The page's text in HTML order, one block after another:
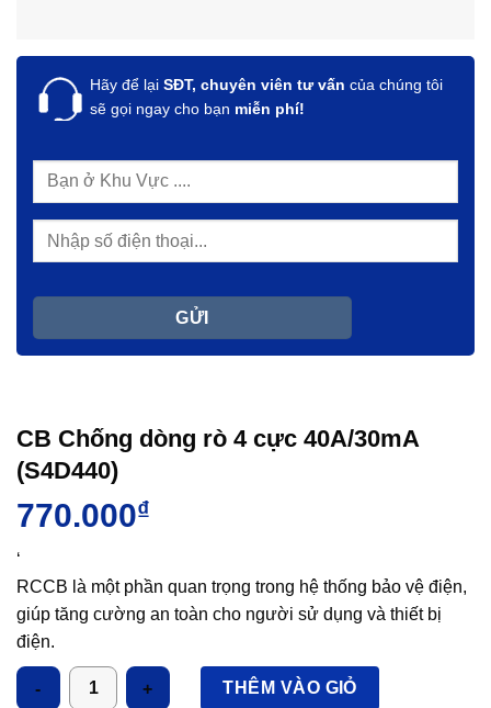
Hãy để lại SĐT, chuyên viên tư vấn của chúng tôi
sẽ gọi ngay cho bạn miễn phí!
CB Chống dòng rò 4 cực 40A/30mA
(S4D440)
770.000₫
‘
RCCB là một phần quan trọng trong hệ thống bảo vệ điện,
giúp tăng cường an toàn cho người sử dụng và thiết bị
điện.
RCCB giúp ngăn chặn nguy cơ điện giật do dòng rò, bảo
vệ an toàn cho con người trong các khu vực như nhà ở,
Số lượng
THÊM VÀO GIỎ